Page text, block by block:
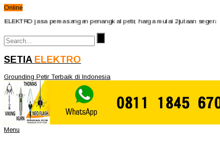
Online
jasa pemasangan penangkal petir, harga mulai 2jutaan segera
SETIA ELEKTRO
Grounding Petir Terbaik di Indonesia
Menu